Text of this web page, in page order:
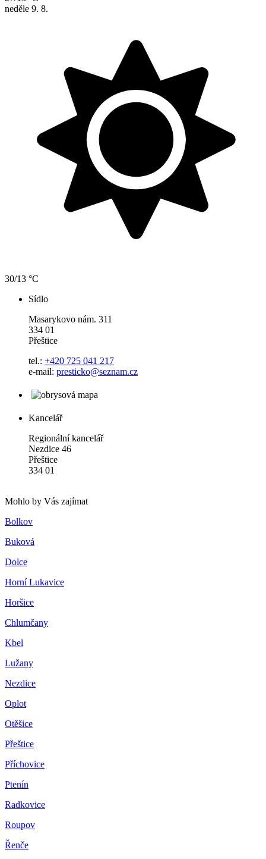
neděle 9. 8.
30/13 °C
Sídlo
Masarykovo nám. 311
334 01
Přeštice
tel.: +420 725 041 217
e-mail: presticko@seznam.cz
Kancelář
Regionální kancelář
Nezdice 46
Přeštice
334 01
Mohlo by Vás zajímat
Bolkov
Buková
Dolce
Horní Lukavice
Horšice
Chlumčany
Kbel
Lužany
Nezdice
Oplot
Otěšice
Přeštice
Příchovice
Ptenín
Radkovice
Roupov
Řenče